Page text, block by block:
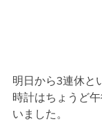
明日から3連休と
時計はちょうど
いました。